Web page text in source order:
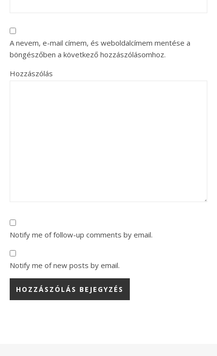
A nevem, e-mail címem, és weboldalcímem mentése a
böngészőben a következő hozzászólásomhoz.
Hozzászólás
Notify me of follow-up comments by email.
Notify me of new posts by email.